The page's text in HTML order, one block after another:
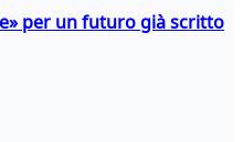
per un futuro già scritto